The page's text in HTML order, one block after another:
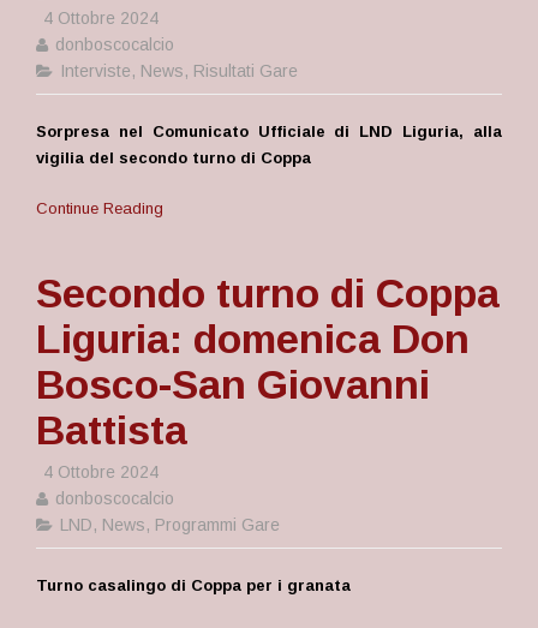
4 Ottobre 2024
donboscocalcio
Interviste, News, Risultati Gare
Sorpresa nel Comunicato Ufficiale di LND Liguria, alla
vigilia del secondo turno di Coppa
Continue Reading
Secondo turno di Coppa
Liguria: domenica Don
Bosco-San Giovanni
Battista
4 Ottobre 2024
donboscocalcio
LND, News, Programmi Gare
Turno casalingo di Coppa per i granata